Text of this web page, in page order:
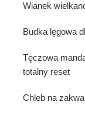
Wianek
Budka lęgowa
Tęczowa
totalny reset
Chleb na